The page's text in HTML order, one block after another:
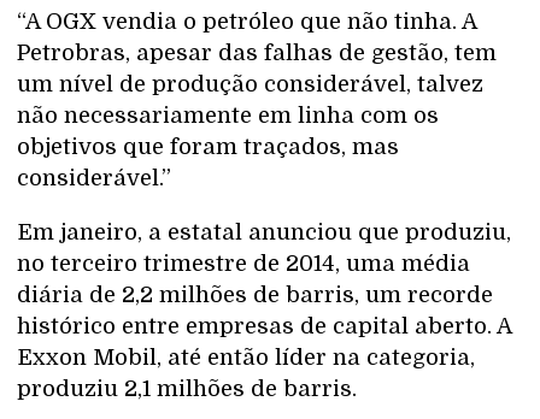
“A OGX vendia o petróleo que não tinha. A
Petrobras, apesar das falhas de gestão, tem
um nível de produção considerável, talvez
não necessariamente em linha com os
objetivos que foram traçados, mas
considerável.”
Em janeiro, a estatal anunciou que produziu,
no terceiro trimestre de 2014, uma média
diária de 2,2 milhões de barris, um recorde
histórico entre empresas de capital aberto. A
Exxon Mobil, até então líder na categoria,
produziu 2,1 milhões de barris.